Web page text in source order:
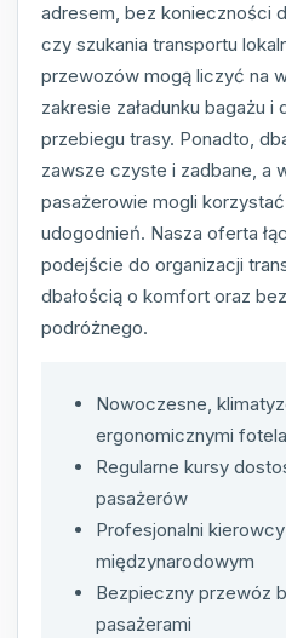
adresem, bez konieczności
czy szukania transportu
przewozów mogą liczyć na
zakresie załadunku bagażu
przebiegu trasy. Ponadto,
zawsze czyste i zadbane, a
pasażerowie mogli
udogodnień. Nasza oferta
podejście do organizacji
dbałością o komfort oraz
podróżnego.
Nowoczesne,
ergonomicznymi
Regularne kursy
pasażerów
Profesjonalni
międzynarodowym
Bezpieczny przewóz
pasażerami